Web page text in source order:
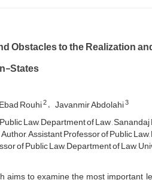
Obstacles to the Realization
States
Ebad Rouhi2 Javanmir Abdolahi3
Law, Department of Law ,
Assistant Professor of Public
of Public Law, Department of Law,